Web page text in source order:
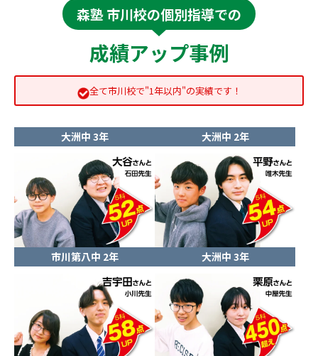
森塾 市川校の個別指導での
成績アップ事例
全て市川校で"1年以内"の実績です！
大洲中 3年 大洲中 2年
市川第八中 2年 大洲中 3年